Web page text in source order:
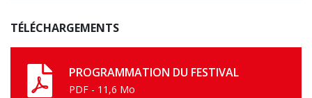
TÉLÉCHARGEMENTS
PROGRAMMATION DU FESTIVAL
PDF - 11,6 Mo